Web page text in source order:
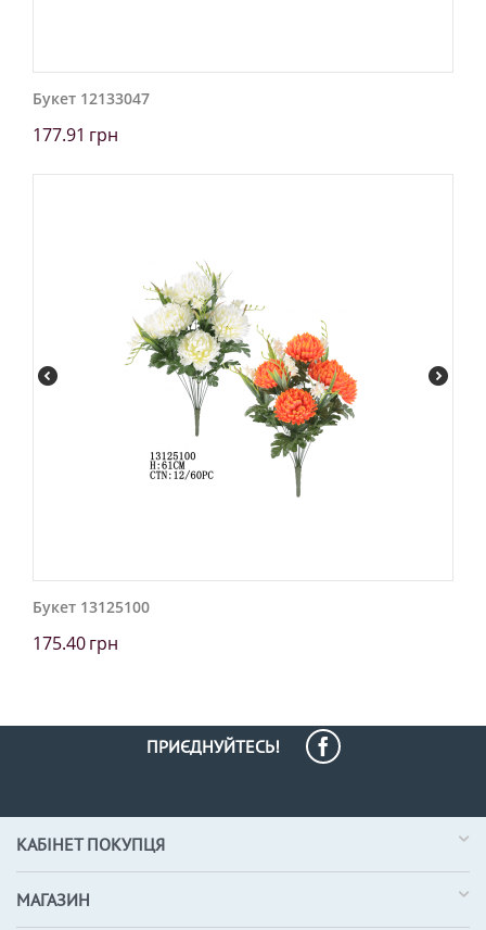
Букет 12133047
177.91 грн
Букет 13125100
175.40грн
ПРИЄДНУЙТЕСЬ!
КАБІНЕТ ПОКУПЦЯ
МАГАЗИН